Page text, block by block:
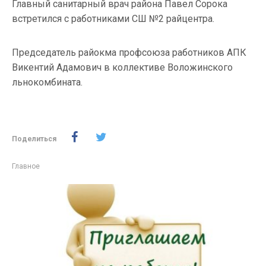
Главный санитарный врач района Павел Сорока
встретился с работниками СШ №2 райцентра.
Председатель райокма профсоюза работников АПК
Викентий Адамович в коллективе Воложинского
льнокомбината.
Поделиться
Главное